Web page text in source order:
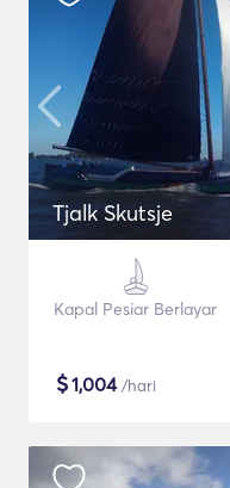
Tjalk Skutsje
Kapal Pesiar Berlayar
$1,004/hari